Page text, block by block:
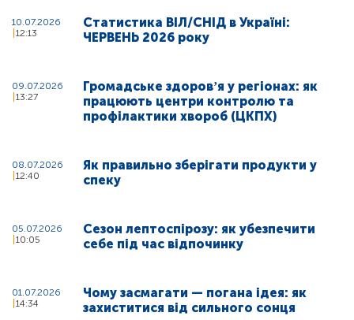
10.07.2026
12:13
Статистика ВІЛ/СНІД в Україні:
ЧЕРВЕНЬ 2026 року
09.07.2026
13:27
Громадське здоровʼя у регіонах: як
працюють центри контролю та
профілактики хвороб (ЦКПХ)
08.07.2026
12:40
Як правильно зберігати продукти у
спеку
05.07.2026
10:05
Сезон лептоспірозу: як убезпечити
себе під час відпочинку
01.07.2026
14:34
Чому засмагати — погана ідея: як
захиститися від сильного сонця